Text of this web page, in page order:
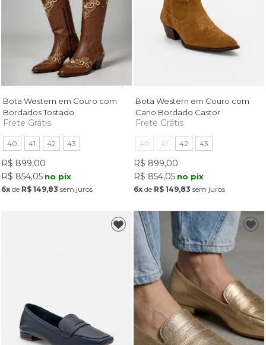
Bota Western em Couro com
Bordados Tostado
Frete Grátis
40 41 42 43
R$ 899,00
R$ 854,05 no pix
6xde R$ 149,83 sem juros
Bota Western em Couro com
Cano Bordado Castor
Frete Grátis
40 41 42 43
R$ 899,00
R$ 854,05 no pix
6x de R$ 149,83 sem juros